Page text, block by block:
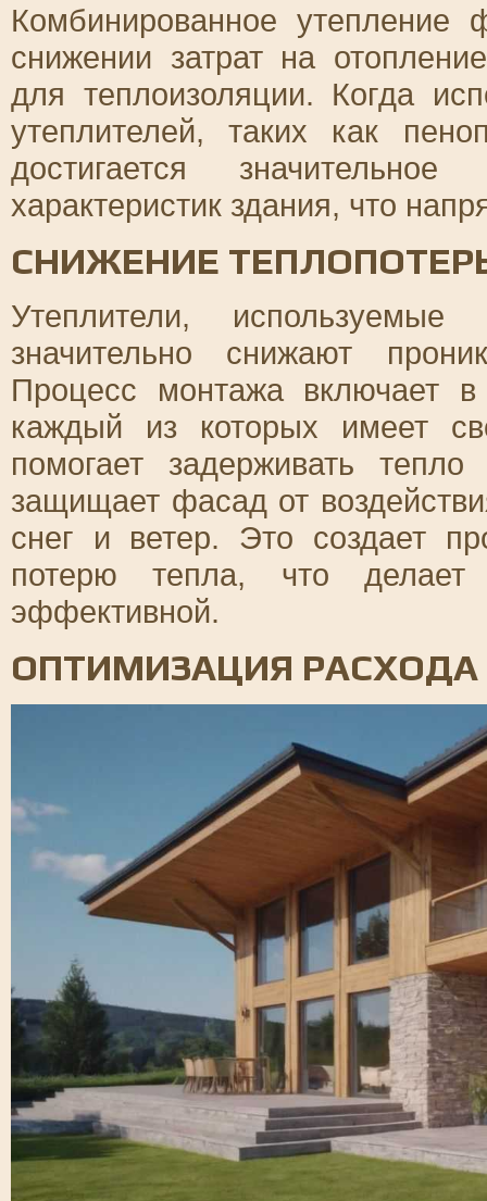
Комбинированное утепление
снижении затрат на
для теплоизоляции. Когда
утеплителей, таких как
достигается
характеристик здания, что
СНИЖЕНИЕ
Утеплители,
значительно снижают
Процесс монтажа включает в
каждый из которых имеет
помогает задерживать
защищает фасад от
снег и ветер. Это создает
потерю тепла, что делает
эффективной.
ОПТИМИЗАЦИЯ РАСХОДА